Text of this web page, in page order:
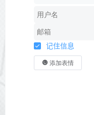
记住信息
添加表情